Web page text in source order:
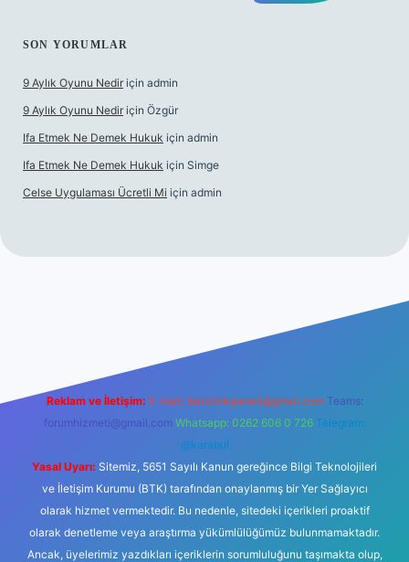
SON YORUMLAR
9 Aylık Oyunu Nedir için admin
9 Aylık Oyunu Nedir için Özgür
Ifa Etmek Ne Demek Hukuk için admin
Ifa Etmek Ne Demek Hukuk için Simge
Celse Uygulaması Ücretli Mi için admin
Reklam ve İletişim: E-mail: backlinkpaneli@gmail.com Teams:
forumhizmeti@gmail.com Whatsapp: 0262 606 0 726 Telegram:
@karabul
Yasal Uyarı: Sitemiz, 5651 Sayılı Kanun gereğince Bilgi Teknolojileri
ve İletişim Kurumu (BTK) tarafından onaylanmış bir Yer Sağlayıcı
olarak hizmet vermektedir. Bu nedenle, sitedeki içerikleri proaktif
olarak denetleme veya araştırma yükümlülüğümüz bulunmamaktadır.
Ancak, üyelerimiz yazdıkları içeriklerin sorumluluğunu taşımakta olup,